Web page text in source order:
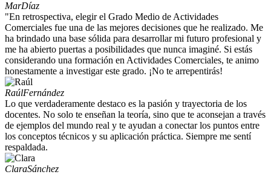
MarDíaz
"En retrospectiva, elegir el Grado Medio de Actividades
Comerciales fue una de las mejores decisiones que he realizado. Me
ha brindado una base sólida para desarrollar mi futuro profesional y
me ha abierto puertas a posibilidades que nunca imaginé. Si estás
considerando una formación en Actividades Comerciales, te animo
honestamente a investigar este grado. ¡No te arrepentirás!
RaúlFernández
Lo que verdaderamente destaco es la pasión y trayectoria de los
docentes. No solo te enseñan la teoría, sino que te aconsejan a través
de ejemplos del mundo real y te ayudan a conectar los puntos entre
los conceptos técnicos y su aplicación práctica. Siempre me sentí
respaldada.
ClaraSánchez